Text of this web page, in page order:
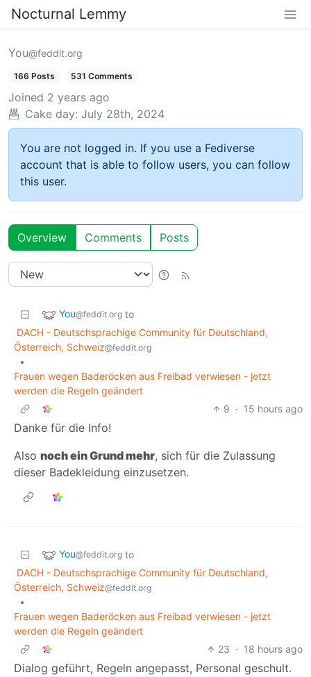
Nocturnal Lemmy
You@feddit.org
166 Posts 531 Comments
Joined 2 years ago
Cake day: July 28th, 2024
You are not logged in. If you use a Fediverse
account that is able to follow users, you can follow
this user.
Overview Comments Posts
You@feddit.org to
DACH - Deutschsprachige Community für Deutschland,
Österreich, Schweiz@feddit.org
•
Frauen wegen Baderöcken aus Freibad verwiesen - jetzt
werden die Regeln geändert
9 · 15 hours ago
Danke für die Info!
Also noch ein Grund mehr, sich für die Zulassung
dieser Badekleidung einzusetzen.
You@feddit.org to
DACH - Deutschsprachige Community für Deutschland,
Österreich, Schweiz@feddit.org
•
Frauen wegen Baderöcken aus Freibad verwiesen - jetzt
werden die Regeln geändert
23 · 18 hours ago
Dialog geführt, Regeln angepasst, Personal geschult.